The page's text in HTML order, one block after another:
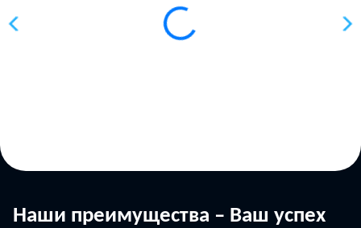
Наши преимущества – Ваш успех